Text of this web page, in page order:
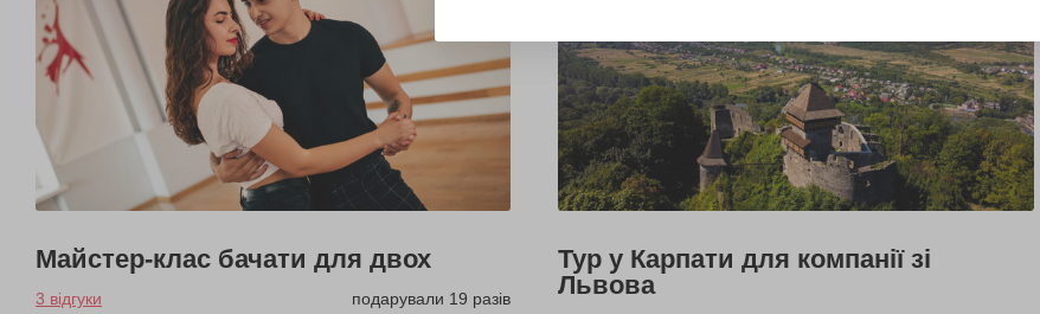
Майстер-клас бачати для двох
3 відгуки
подарували 19 разів
Тур у Карпати для компанії зі
Львова